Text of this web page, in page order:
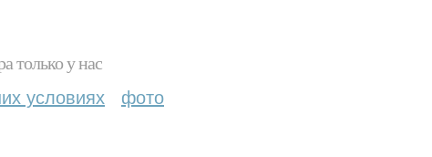
только у нас
условиях фото